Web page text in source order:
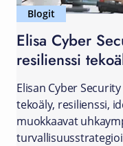
Blogit
Elisa Cyber
resilienssi
Elisan Cyber
tekoäly, resilienssi,
muokkaavat